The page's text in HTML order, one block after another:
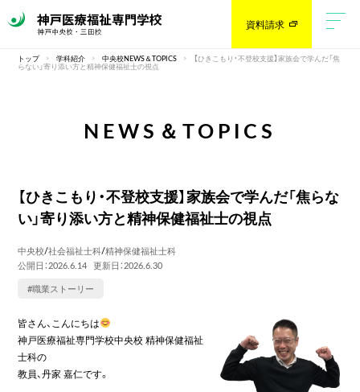
資料請求
トップ 学科紹介 中央校NEWS＆TOPICS 【ひきこもり・不登校支援】家族会で学んだ「焦
らない」寄り添い方と精神保健福祉士の視点
NEWS＆TOPICS
【ひきこもり・不登校支援】家族会で学んだ「焦らな
い」寄り添い方と精神保健福祉士の視点
中央校/社会福祉士科/精神保健福祉士科
公開日：2026.6.14 更新日：2026.6.30
#職業ストーリー
皆さん、こんにちは
神戸医療福祉専門学校中央校 精神保健福祉
士科の
教員、丹家 嘉仁です。